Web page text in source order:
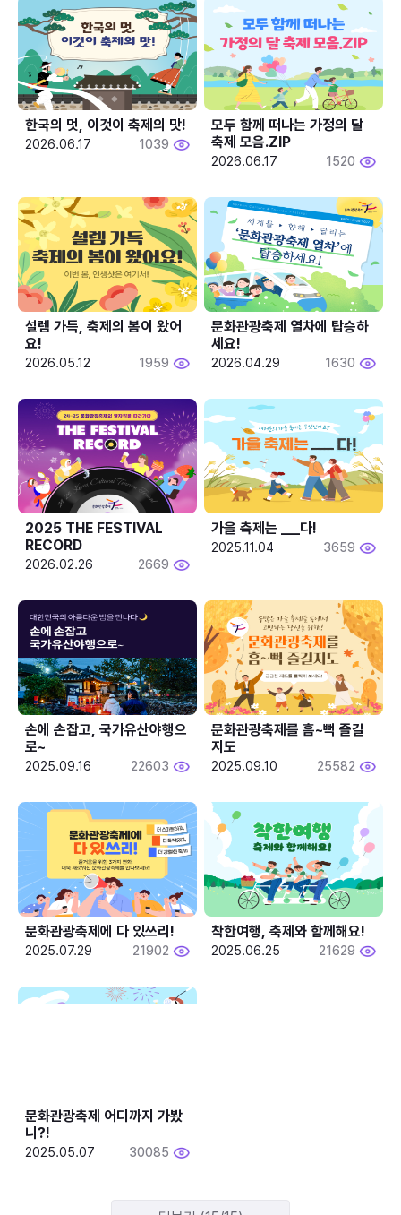
한국의 멋, 이것이 축제의 맛!
2026.06.17 1039
모두 함께 떠나는 가정의 달
축제 모음.ZIP
2026.06.17 1520
설렘 가득, 축제의 봄이 왔어
요!
2026.05.12 1959
문화관광축제 열차에 탑승하
세요!
2026.04.29 1630
2025 THE FESTIVAL
RECORD
2026.02.26 2669
2025.11.04 3659
손에 손잡고, 국가유산야행으
로~
2025.09.16 22603
문화관광축제를 흠~뻑 즐길
지도
2025.09.10 25582
문화관광축제에 다 있쓰리!
2025.07.29 21902
착한여행, 축제와 함께해요!
2025.06.25 21629
문화관광축제 어디까지 가봤
니?!
2025.05.07 30085